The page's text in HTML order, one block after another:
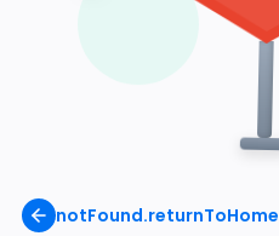
notFound.returnToHome